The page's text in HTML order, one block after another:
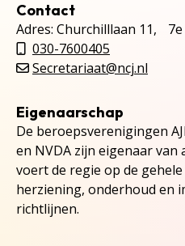
Contact
Adres: Churchilllaan 11,
030-7600405
Secretariaat@ncj.nl
Eigenaarschap
De beroepsverenigingen
en NVDA zijn eigenaar van
voert de regie op de
herziening, onderhoud en
richtlijnen.